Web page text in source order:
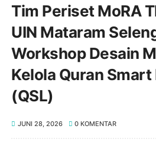
Tim Periset MoRA
UIN Mataram
Workshop Desain
Kelola Quran
(QSL) ‎
JUNI 28, 2026 0 KOMENTAR